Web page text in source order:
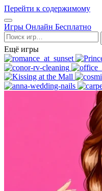
Перейти к содержимому
Открыть
меню
Игры Онлайн Бесплатно
Поиск
Ещё игры